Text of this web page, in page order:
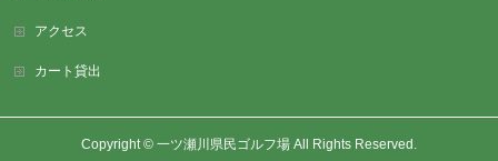
アクセス
カート貸出
Copyright © 一ツ瀬川県民ゴルフ場All Rights Reserved.